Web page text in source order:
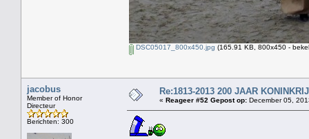
DSC05017_800x450.jpg (165.91 KB, 800x450 -
jacobus
Member of Honor
Directeur
Berichten: 300
Re:1813-2013 200 JAAR
« Reageer #52 Gepost op: December 05,